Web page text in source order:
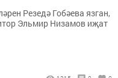
Резедә Гобәева язган,
Эльмир Низамов иҗат